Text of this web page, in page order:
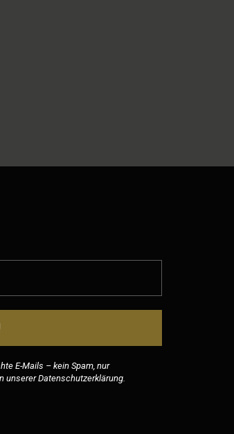
E-Mails – kein Spam, nur
unsererDatenschutzerklärung.